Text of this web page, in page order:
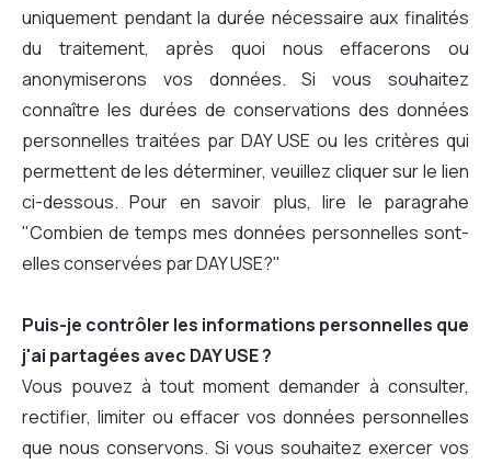
uniquement pendant la durée nécessaire aux finalités
du traitement, après quoi nous effacerons ou
anonymiserons vos données. Si vous souhaitez
connaître les durées de conservations des données
personnelles traitées par DAY USE ou les critères qui
permettent de les déterminer, veuillez cliquer sur le lien
ci-dessous. Pour en savoir plus, lire le paragrahe
"Combien de temps mes données personnelles sont-
elles conservées par DAY USE?"
Puis-je contrôler les informations personnelles que
j'ai partagées avec DAY USE ?
Vous pouvez à tout moment demander à consulter,
rectifier, limiter ou effacer vos données personnelles
que nous conservons. Si vous souhaitez exercer vos